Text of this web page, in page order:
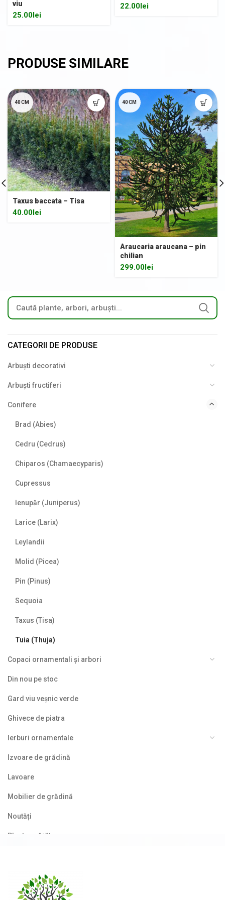
viu
25.00 lei
22.00 lei
40CM
Taxus baccata – Tisa
40.00 lei
40CM
Araucaria araucana – pin
chilian
299.00lei
CATEGORII DE PRODUSE
Arbuști decorativi
Arbuști fructiferi
Conifere
Brad (Abies)
Cedru (Cedrus)
Chiparos (Chamaecyparis)
Cupressus
Ienupăr (Juniperus)
Larice (Larix)
Leylandii
Molid (Picea)
Pin (Pinus)
Sequoia
Taxus (Tisa)
Tuia (Thuja)
Copaci ornamentali și arbori
Din nou pe stoc
Gard viu veșnic verde
Ghivece de piatra
Ierburi ornamentale
Izvoare de grădină
Lavoare
Mobilier de grădină
Noutăți
Plante agățătoare
Plante cu bobițe
Plante cu flori